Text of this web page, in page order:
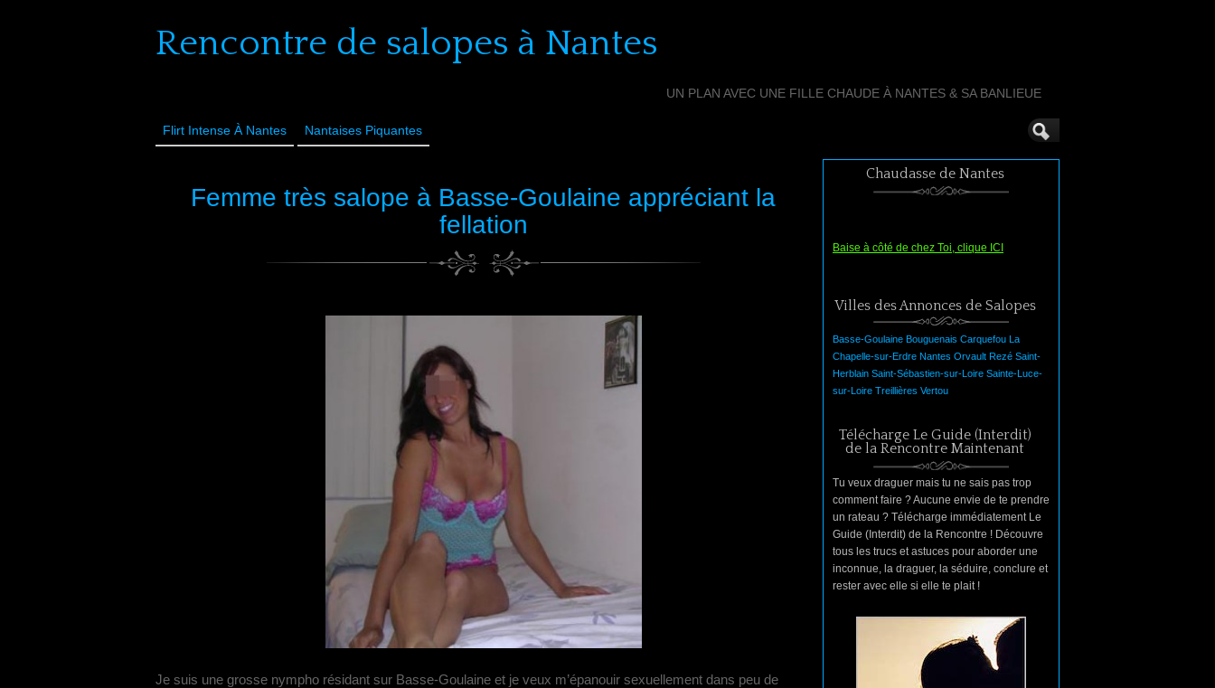
Rencontre de salopes à Nantes
UN PLAN AVEC UNE FILLE CHAUDE À NANTES & SA BANLIEUE
Flirt Intense À Nantes Nantaises Piquantes
Femme très salope à Basse-Goulaine appréciant la
fellation
Je suis une grosse nympho résidant sur Basse-Goulaine et je veux m’épanouir sexuellement dans peu de
Chaudasse de Nantes
Baise à côté de chez Toi, clique ICI
Villes des Annonces de Salopes
Basse-Goulaine Bouguenais Carquefou La
Chapelle-sur-Erdre Nantes Orvault Rezé Saint-
Herblain Saint-Sébastien-sur-Loire Sainte-Luce-
sur-Loire Treillières Vertou
Télécharge Le Guide (Interdit)
de la Rencontre Maintenant
Tu veux draguer mais tu ne sais pas trop
comment faire ? Aucune envie de te prendre
un rateau ? Télécharge immédiatement Le
Guide (Interdit) de la Rencontre ! Découvre
tous les trucs et astuces pour aborder une
inconnue, la draguer, la séduire, conclure et
rester avec elle si elle te plait !